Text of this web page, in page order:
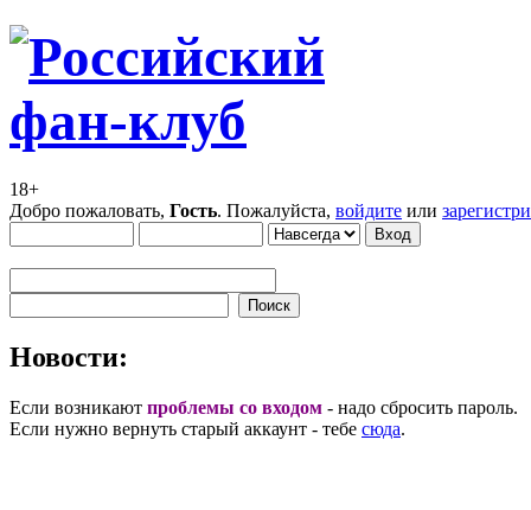
18+
Добро пожаловать, Гость. Пожалуйста, войдите или
Новости:
Если возникают проблемы со входом - надо сбросить пароль.
Если нужно вернуть старый аккаунт - тебе сюда.